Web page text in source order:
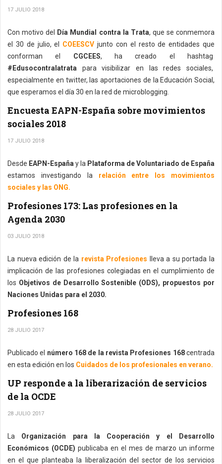
17 JULIO 2018
Con motivo del Día Mundial contra la Trata, que se conmemora
el 30 de julio, el COEESCV junto con el resto de entidades que
conforman el CGCEES, ha creado el hashtag
#Edusocontralatrata para visibilizar en las redes sociales,
especialmente en twitter, las aportaciones de la Educación Social,
que esperamos el día 30 en la red de microblogging.
Encuesta EAPN-España sobre movimientos
sociales 2018
17 JULIO 2018
Desde EAPN-España y la Plataforma de Voluntariado de España
estamos investigando la relación entre los movimientos
sociales y las ONG.
Profesiones 173: Las profesiones en la
Agenda 2030
03 JULIO 2018
La nueva edición de la revista Profesiones lleva a su portada la
implicación de las profesiones colegiadas en el cumplimiento de
los Objetivos de Desarrollo Sostenible (ODS), propuestos por
Naciones Unidas para el 2030.
Profesiones 168
28 JULIO 2017
Publicado el número 168 de la revista Profesiones 168centrada
en esta edición en los Cuidados de los profesionales en verano.
UP responde a la liberarización de servicios
de la OCDE
28 JULIO 2017
La Organización para la Cooperación y el Desarrollo
Económicos (OCDE) publicaba en el mes de marzo un informe
en el que planteaba la liberalización del sector de los servicios